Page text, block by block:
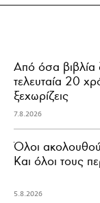
Από όσα βιβλία
τελευταία 20
ξεχωρίζεις
7.8.2026
Όλοι
Και όλοι τους
5.8.2026